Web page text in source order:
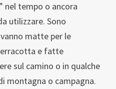
nel tempo o ancora
utilizzare. Sono
matte per le
e fatte
sul camino o in qualche
montagna o campagna.